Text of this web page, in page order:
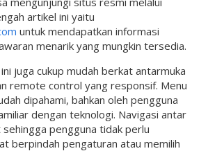
artikel ini yaitu
untuk mendapatkan informasi
menarik yang mungkin tersedia.
juga cukup mudah berkat antarmuka
remote control yang responsif. Menu
dipahami, bahkan oleh pengguna
dengan teknologi. Navigasi antar
pengguna tidak perlu
berpindah pengaturan atau memilih